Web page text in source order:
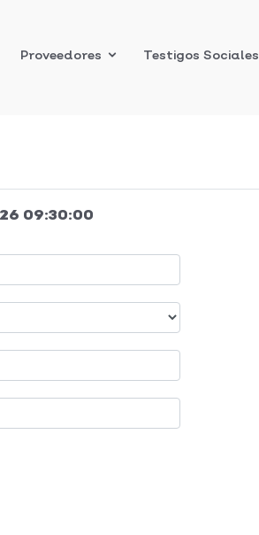
Proveedores Testigos Sociales
09:30:00